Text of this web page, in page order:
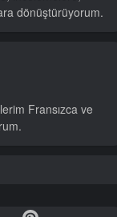
dönüştürüyorum.
Fransızca ve